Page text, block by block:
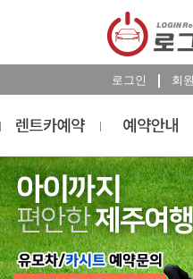
로그인 회
렌